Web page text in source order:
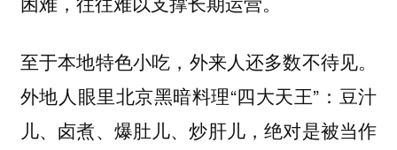
至于本地特色小吃， 外来人还多数不待见。
外地人眼里北京黑暗料理“四大天王”：豆汁
儿、卤煮、爆肚儿、炒肝儿，绝对是被当作